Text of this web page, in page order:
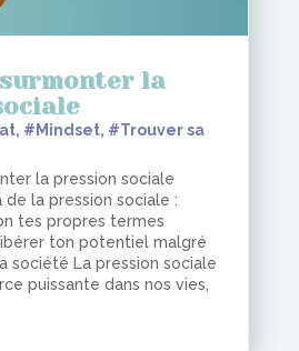
la
, #Mindset, #Trouver sa
la pression sociale
de la pression sociale :
tes propres termes
ton potentiel malgré
société La pression sociale
puissante dans nos vies,